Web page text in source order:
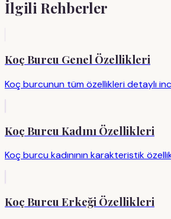
İlgili Rehberler
Koç Burcu Genel Özellikleri
Koç burcunun tüm özellikleri detaylı
Koç Burcu Kadını Özellikleri
Koç burcu kadınının karakteristik
Koç Burcu Erkeği Özellikleri